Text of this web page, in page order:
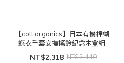
【cott organics】日本有機棉蝴
蝶衣手套安撫搖鈴紀念木盒組
NT$2,318 NT$2,440